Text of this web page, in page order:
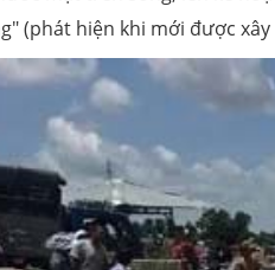
(phát hiện khi mới được